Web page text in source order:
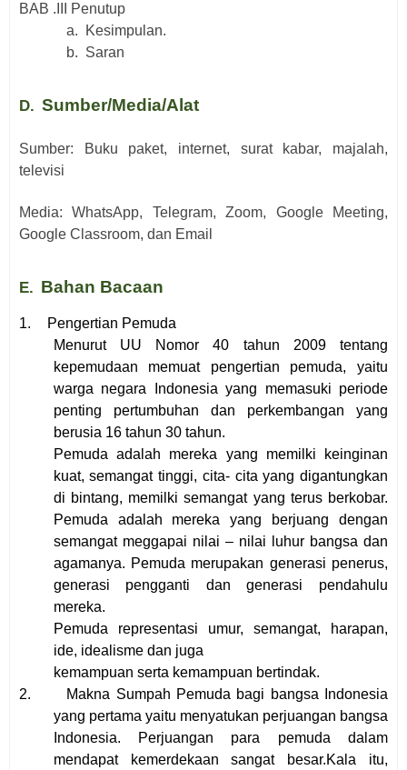
BAB .III Penutup
a.
Kesimpulan.
b. Saran
D. Sumber/Media/Alat
Sumber: Buku paket, internet, surat kabar, majalah,
televisi
Media: WhatsApp, Telegram, Zoom, Google Meeting,
Google Classroom, dan Email
E. Bahan Bacaan
1.
Pengertian Pemuda
Menurut UU Nomor 40 tahun 2009 tentang
kepemudaan memuat pengertian pemuda, yaitu
warga negara Indonesia yang memasuki periode
penting pertumbuhan dan perkembangan yang
berusia 16 tahun 30 tahun.
Pemuda adalah mereka yang memilki keinginan
kuat, semangat tinggi, cita- cita yang digantungkan
di bintang, memilki semangat yang terus berkobar.
Pemuda adalah mereka yang berjuang dengan
semangat meggapai nilai – nilai luhur bangsa dan
agamanya. Pemuda merupakan generasi penerus,
generasi pengganti dan generasi pendahulu
mereka.
Pemuda representasi umur, semangat, harapan,
ide, idealisme dan juga
kemampuan serta kemampuan bertindak.
2.
Makna Sumpah Pemuda bagi bangsa Indonesia
yang pertama yaitu menyatukan perjuangan bangsa
Indonesia. Perjuangan para pemuda dalam
mendapat kemerdekaan sangat besar.Kala itu,